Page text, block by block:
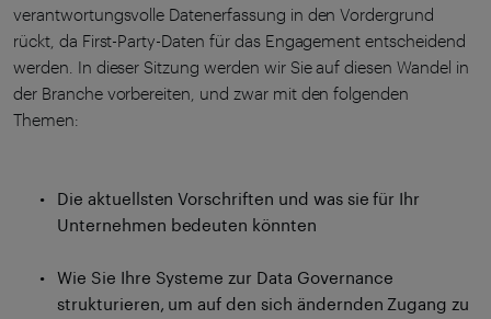
verantwortungsvolle Datenerfassung in den Vordergrund
rückt, da First-Party-Daten für das Engagement entscheidend
werden. In dieser Sitzung werden wir Sie auf diesen Wandel in
der Branche vorbereiten, und zwar mit den folgenden
Themen:
Die aktuellsten Vorschriften und was sie für Ihr
Unternehmen bedeuten könnten
Wie Sie Ihre Systeme zur Data Governance
strukturieren, um auf den sich ändernden Zugang zu